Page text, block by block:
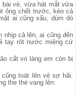
bài vè, vừa hát mắt vừa
ông chết trước, kéo cả
ai cũng xấu, dúm dó
nhịp cả lên, ai cũng đến
tay rót nước miệng cứ
cất vó làng em còn bị
toát lên vẻ sợ hãi.
the thé vang lên: